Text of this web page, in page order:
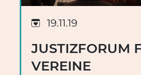
19.11.19
JUSTIZFORUM
VEREINE